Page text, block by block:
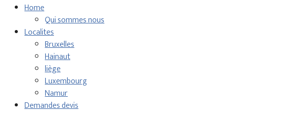
Home
Qui sommes nous
Localites
Bruxelles
Hainaut
liège
Luxembourg
Namur
Demandes devis